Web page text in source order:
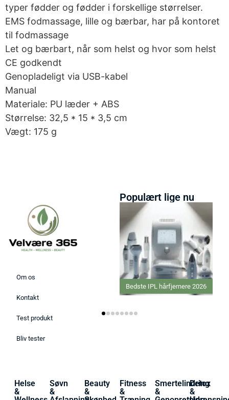
typer fødder og fødder i forskellige størrelser.
EMS fodmassage, lille og bærbar, har på kontoret
til fodmassage
Let og bærbart, når som helst og hvor som helst
CE godkendt
Genopladeligt via USB-kabel
Manual
Materiale: PU læder + ABS
Størrelse: 32,5 * 15 * 3,5 cm
Vægt: 175 g
Om os
Kontakt
Test produkt
Bliv tester
Populært lige nu
Bedste IPL hårfjernere 2026
Helse
&
Søvn
&
Beauty
&
Fitness
&
Smertelindring
&
Detox
&